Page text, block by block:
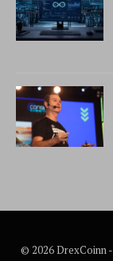
© 2026 DrexCoinn -